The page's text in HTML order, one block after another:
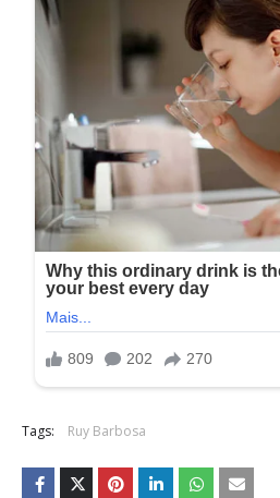
Tags: Ruy Barbosa